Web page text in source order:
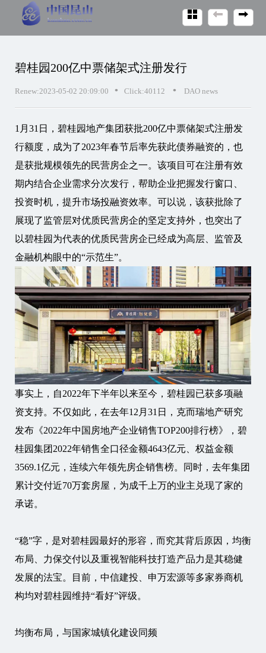
碧桂园200亿中票储架式注册发行
Renew:2023-05-02 20:09:00 • Click:40112 • DAO news
1月31日，碧桂园地产集团获批200亿中票储架式注册发
行额度，成为了2023年春节后率先获此债券融资的，也
是获批规模领先的民营房企之一。该项目可在注册有效
期内结合企业需求分次发行，帮助企业把握发行窗口、
投资时机，提升市场投融资效率。可以说，该获批除了
展现了监管层对优质民营房企的坚定支持外，也突出了
以碧桂园为代表的优质民营房企已经成为高层、监管及
金融机构眼中的“示范生”。
事实上，自2022年下半年以来至今，碧桂园已获多项融
资支持。不仅如此，在去年12月31日，克而瑞地产研究
发布《2022年中国房地产企业销售TOP200排行榜》，碧
桂园集团2022年销售全口径金额4643亿元、权益金额
3569.1亿元，连续六年领先房企销售榜。同时，去年集团
累计交付近70万套房屋，为成千上万的业主兑现了家的
承诺。
“稳”字，是对碧桂园最好的形容，而究其背后原因，均衡
布局、力保交付以及重视智能科技打造产品力是其稳健
发展的法宝。目前，中信建投、申万宏源等多家券商机
构均对碧桂园维持“看好”评级。
均衡布局，与国家城镇化建设同频